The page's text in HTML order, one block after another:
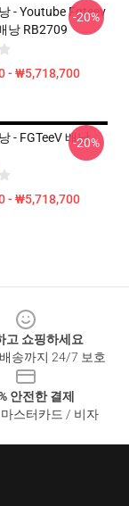
- Youtube Fgteev
낭 RB2709
- ₩5,718,700
-20%
- FGTeeV 배낭
- ₩5,718,700
-20%
고 쇼핑하세요
송까지 24/7 보호
안전한 결제
스터카드 / 비자